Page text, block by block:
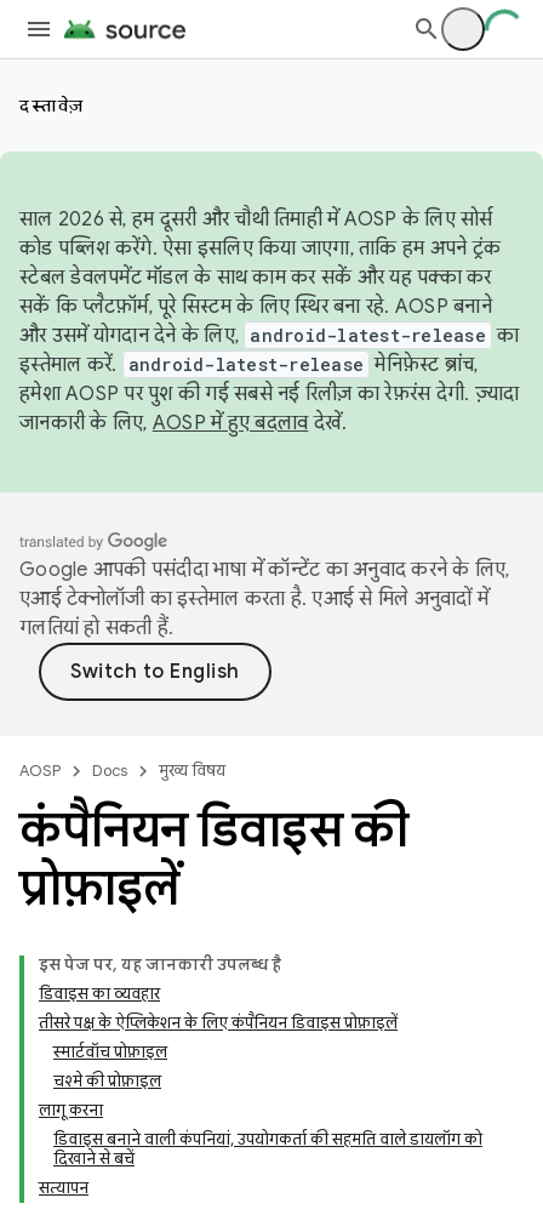
दस्तावेज़
साल 2026 से, हम दूसरी और चौथी तिमाही में AOSP के लिए सोर्स
कोड पब्लिश करेंगे. ऐसा इसलिए किया जाएगा, ताकि हम अपने ट्रंक
स्टेबल डेवलपमेंट मॉडल के साथ काम कर सकें और यह पक्का कर
सकें कि प्लैटफ़ॉर्म, पूरे सिस्टम के लिए स्थिर बना रहे. AOSP बनाने
और उसमें योगदान देने के लिए, android-latest-release का
इस्तेमाल करें.
android-latest-release मेनिफ़ेस्ट ब्रांच,
हमेशा AOSP पर पुश की गई सबसे नई रिलीज़ का रेफ़रंस देगी. ज़्यादा
जानकारी के लिए, AOSP में हुए बदलावदेखें.
Google आपकी पसंदीदा भाषा में कॉन्टेंट का अनुवाद करने के लिए,
एआई टेक्नोलॉजी का इस्तेमाल करता है. एआई से मिले अनुवादों में
गलतियां हो सकती हैं.
AOSP Docs मुख्य विषय
कंपैनियन डिवाइस की
प्रोफ़ाइलें
इस पेज पर, यह जानकारी उपलब्ध है
डिवाइस का व्यवहार
तीसरे पक्ष के ऐप्लिकेशन के लिए कंपैनियन डिवाइस प्रोफ़ाइलें
स्मार्टवॉच प्रोफ़ाइल
चश्मे की प्रोफ़ाइल
लागू करना
डिवाइस बनाने वाली कंपनियां, उपयोगकर्ता की सहमति वाले डायलॉग को
दिखाने से बचें
सत्यापन